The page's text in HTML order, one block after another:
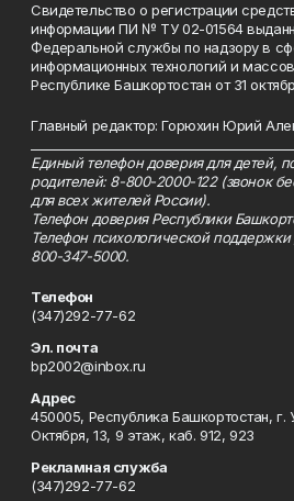
Свидетельство о регистрации
информации ПИ № ТУ 02-01564
Федеральной службы по надзору в
информационных технологий и
Республике Башкортостан от 31
Главный редактор: Горюхин Юрий
Единый телефон доверия для детей,
родителей: 8-800-2000-122 (звонок
для всех жителей России).
Телефон доверия Республики
Телефон психологической
800-347-5000.
Телефон
(347)292-77-62
Эл. почта
bp2002@inbox.ru
Адрес
450005, Республика Башкортостан, г.
Октября, 13, 9 этаж, каб. 912, 923
Рекламная служба
(347)292-77-62